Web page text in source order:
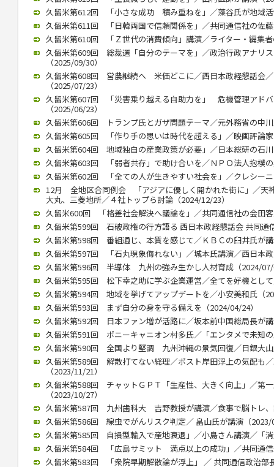
久留米第612回 「小さな成功 積み重ねを」／藻谷氏が地域
久留米第611回 「日韓両国で信頼関係を」／共同通信社の佐
久留米第610回 「Ｚ世代の消費傾向」講演／ライター・編集
久留米第609回 総裁選「自分のテーマを」／政治行政アナリ
（2025/09/30）
久留米第608回 営農継続へ 米価どこに／西日本政経懇話会／
（2025/07/23）
久留米第607回 「災害乗り越える自助力を」 危機管理アド
（2025/06/23）
久留米第606回 トランプ氏とガザ問題テーマ／元外務省の中
久留米第605回 「作り手の思いは時代を超える」／映画評論
久留米第604回 地域独自の産業政策が必要」／日本総研の石
久留米第603回 「弱者共存」で助け合いを／ＮＰＯ法人抱樸
久留米第602回 「全ての人が生きやすい社会を」／クレシー
12月 全地区合同例会 「アジアに優しく開かれた街に」／天
大丸、三菱地所／４社トップら討論（2024/12/23）
久留米600回 「格差社会解決へ議論を」／共同通信社の会田
久留米第599回 石破政権の行方語る 西日本政経懇話会 共同通
久留米第598回 番組通じ、本質を感じて／ＫＢＣの臼井氏が
久留米第597回 「石丸現象侮れない」／城本氏講演／西日本
久留米第596回 半導体 九州の強み生かし人材育成（2024/
久留米第595回 松下幸之助に学ぶ企業運営／全てを好機とし
久留米第594回 地域を挙げてアップデートを／小安美和氏（
久留米第593回 まず自分の身を守る備えを（2024/04/24）
久留米第592回 日本ファン増が活路に／坂本前中国総局長が
久留米第591回 ポニーキャニオン村多氏／「エンタメで未知
久留米第590回 全国より堅調 九州沖縄の景気回復／日銀大
久留米第589回 解散打てない総理／ポスト岸田浮上の気配も
（2023/11/21）
久留米第588回 チャットＧＰＴ「生産性、大きく向上」／第
（2023/10/27）
久留米第587回 九州歯科大 吉野教授が講演／食事で脳トレ
久留米第586回 線虫でがんリスク判定／ 畠山氏が講演（2023/
久留米第585回 自損型輸入で産地衰退」／小島さん講演／「
久留米第584回 「広島サミット 満点以上の成功」／共同通
久留米第583回 「衆院早期解散論が浮上」 ／ 共同通信政治部